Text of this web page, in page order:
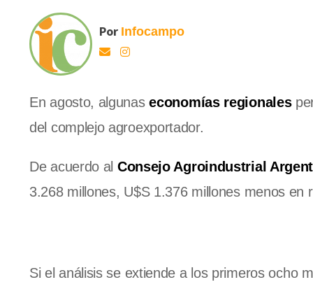
Por Infocampo
En agosto, algunaseconomías regionales
del complejo agroexportador.
De acuerdo al Consejo Agroindustrial
3.268 millones, U$S 1.376 millones menos
Si el análisis se extiende a los primeros ocho